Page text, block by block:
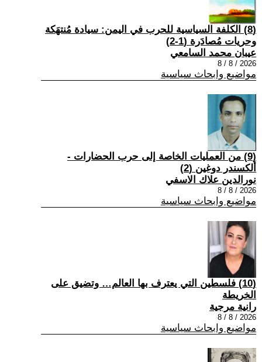
(8) الكلفة السياسية للحرب في اليمن: سيادة مُنتهَكة
وحريات مُصادَرة (1-2)
عيبان محمد السامعي
2026 / 8 / 8
مواضيع وابحاث سياسية
(9) من العمليات الخاصة إلى حرب الحضارات -
ألكسندر دوغين (2)
نورالدين علاك الاسفي
2026 / 8 / 8
مواضيع وابحاث سياسية
(10) فلسطين التي يعترف بها العالم… وتضيق على
الخريطة
رانية مرجية
2026 / 8 / 8
مواضيع وابحاث سياسية